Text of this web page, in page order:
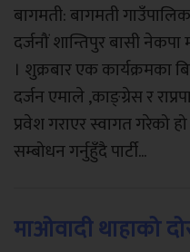
बागमती: बागमती
दर्जनौं शान्तिपुर बासी
। शुक्रबार एक कार्यक्रमका
दर्जन एमाले ,काङ्ग्रेस र
प्रवेश गराएर स्वागत गरेको हो
सम्बोधन गर्नुहुँदै पार्टी...
माओवादी थाहाको